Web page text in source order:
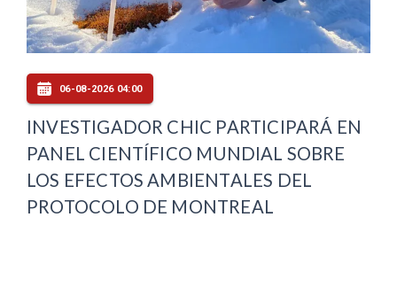
06-08-2026 04:00
INVESTIGADOR CHIC PARTICIPARÁ EN
PANEL CIENTÍFICO MUNDIAL SOBRE
LOS EFECTOS AMBIENTALES DEL
PROTOCOLO DE MONTREAL